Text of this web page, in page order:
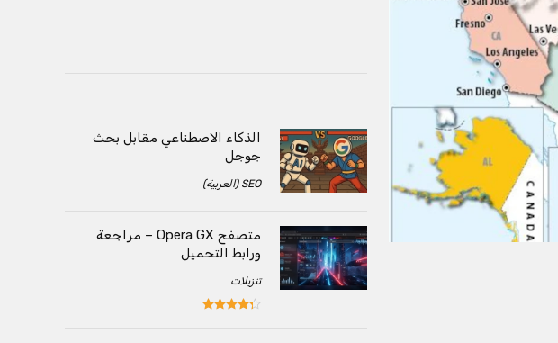
الذكاء الاصطناعي مقابل بحث
جوجل
SEO (العربية)
متصفح Opera GX – مراجعة
ورابط التحميل
تنزيلات